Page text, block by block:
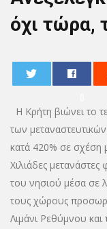
όχι τώρα,
Η Κρήτη βιώνει το
των
κατά 420% σε σχέση
Χιλιάδες
του νησιού μέσα σε
τους χώρους
Λιμάνι Ρεθύμνου